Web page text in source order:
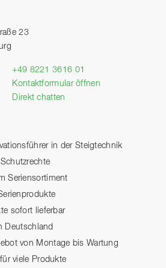
23
+49 8221 3616 01
Kontaktformular öffnen
Direkt chatten
in der Steigtechnik
Seriensortiment
sofort lieferbar
Deutschland
von Montage bis Wartung
viele Produkte